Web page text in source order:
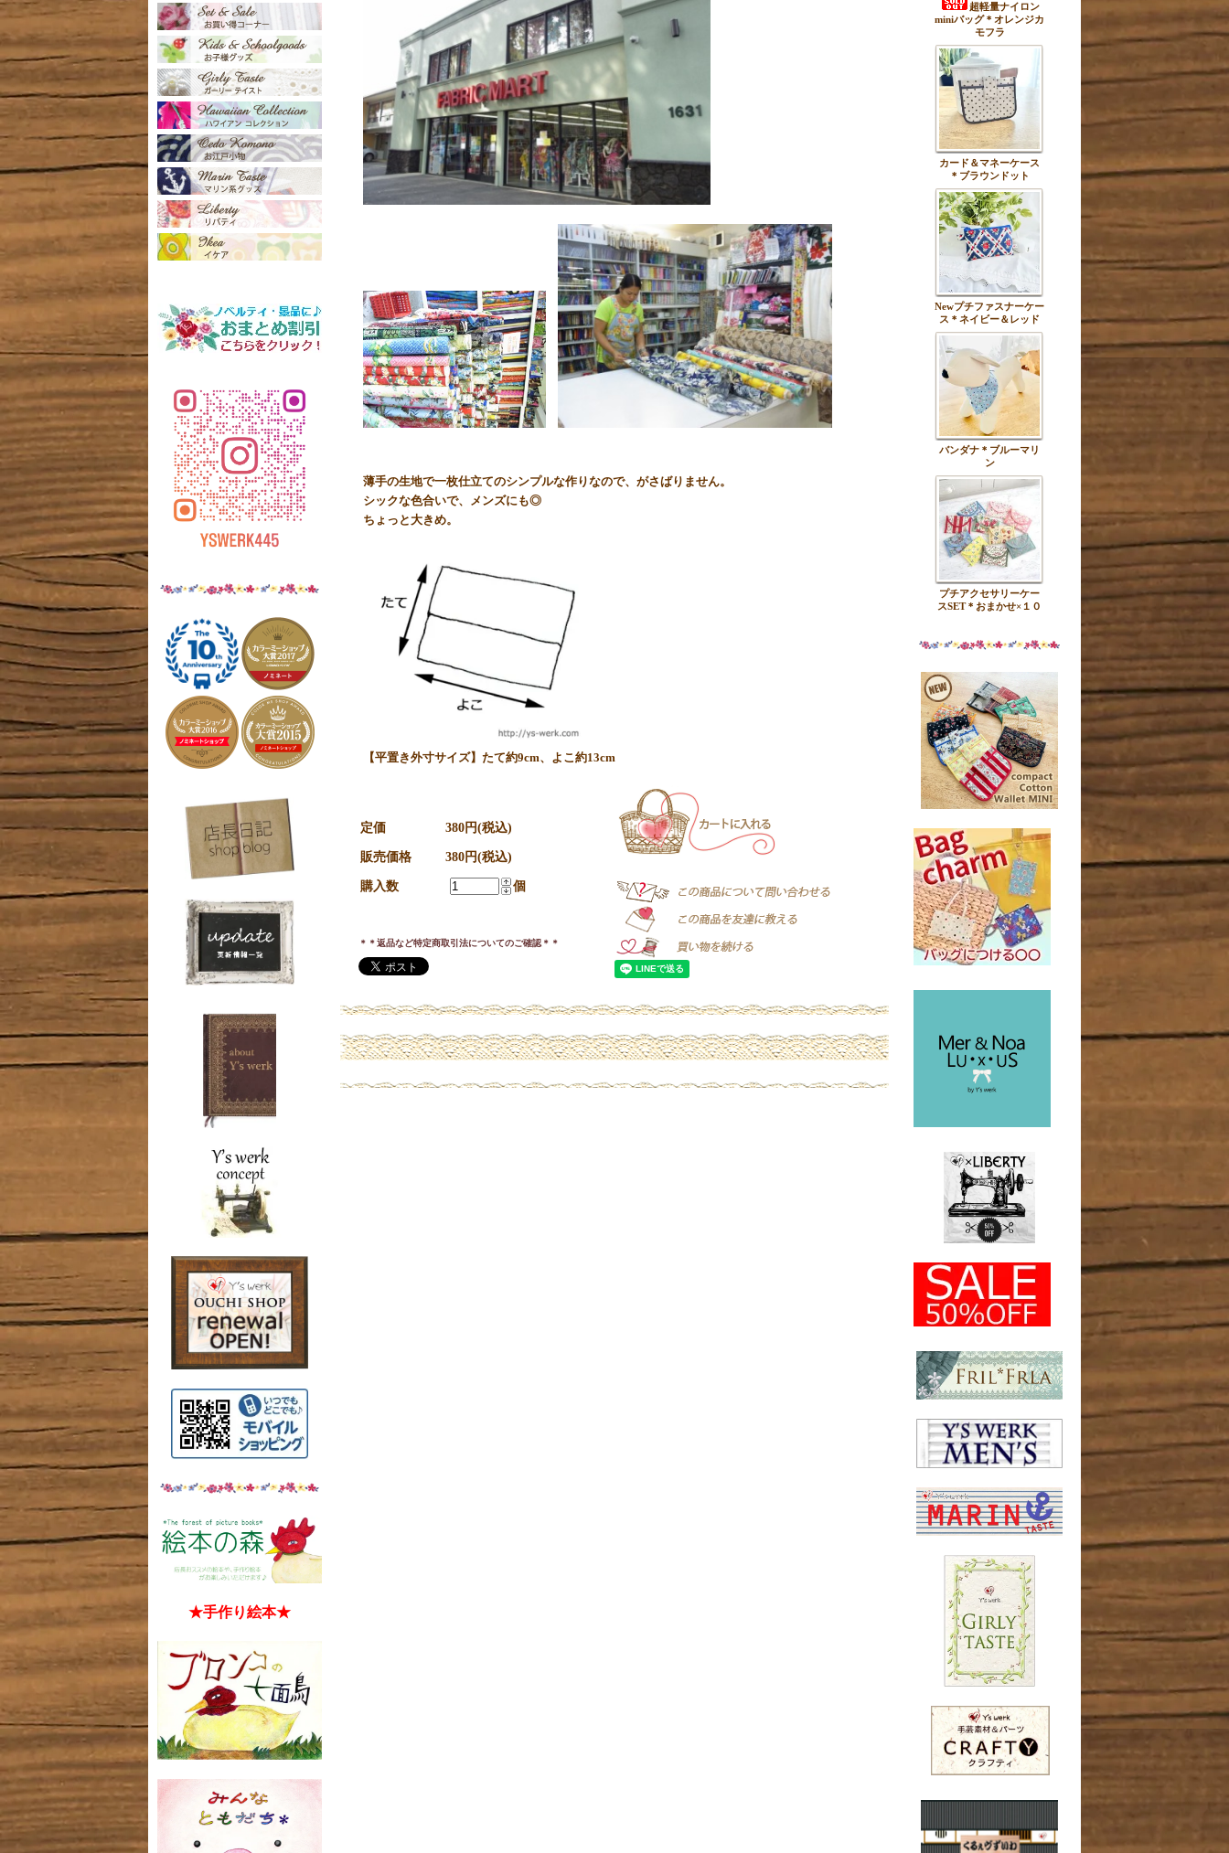
薄手の生地で一枚仕立てのシンプルな作りなので、がさばりません。
シックな色合いで、メンズにも◎
ちょっと大きめ。
【平置き外寸サイズ】たて約9cm、よこ約13cm
定価 380円(税込)
販売価格 380円(税込)
購入数 個
＊＊返品など特定商取引法についてのご確認＊＊
★手作り絵本★
超軽量ナイロン
miniバッグ＊オレンジカ
モフラ
カード＆マネーケース
＊ブラウンドット
Newプチファスナーケー
ス＊ネイビー＆レッド
バンダナ＊ブルーマリ
ン
プチアクセサリーケー
スSET＊おまかせ×１０